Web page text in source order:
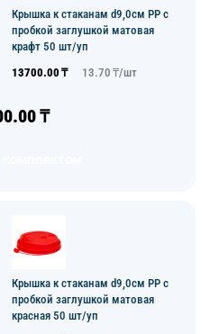
Крышка к стаканам d9,0см PP с
пробкой заглушкой матовая
крафт 50 шт/уп
13700.00 ₸ 13.70 ₸/шт
₸
Крышка к стаканам d9,0см PP с
пробкой заглушкой матовая
красная 50 шт/уп